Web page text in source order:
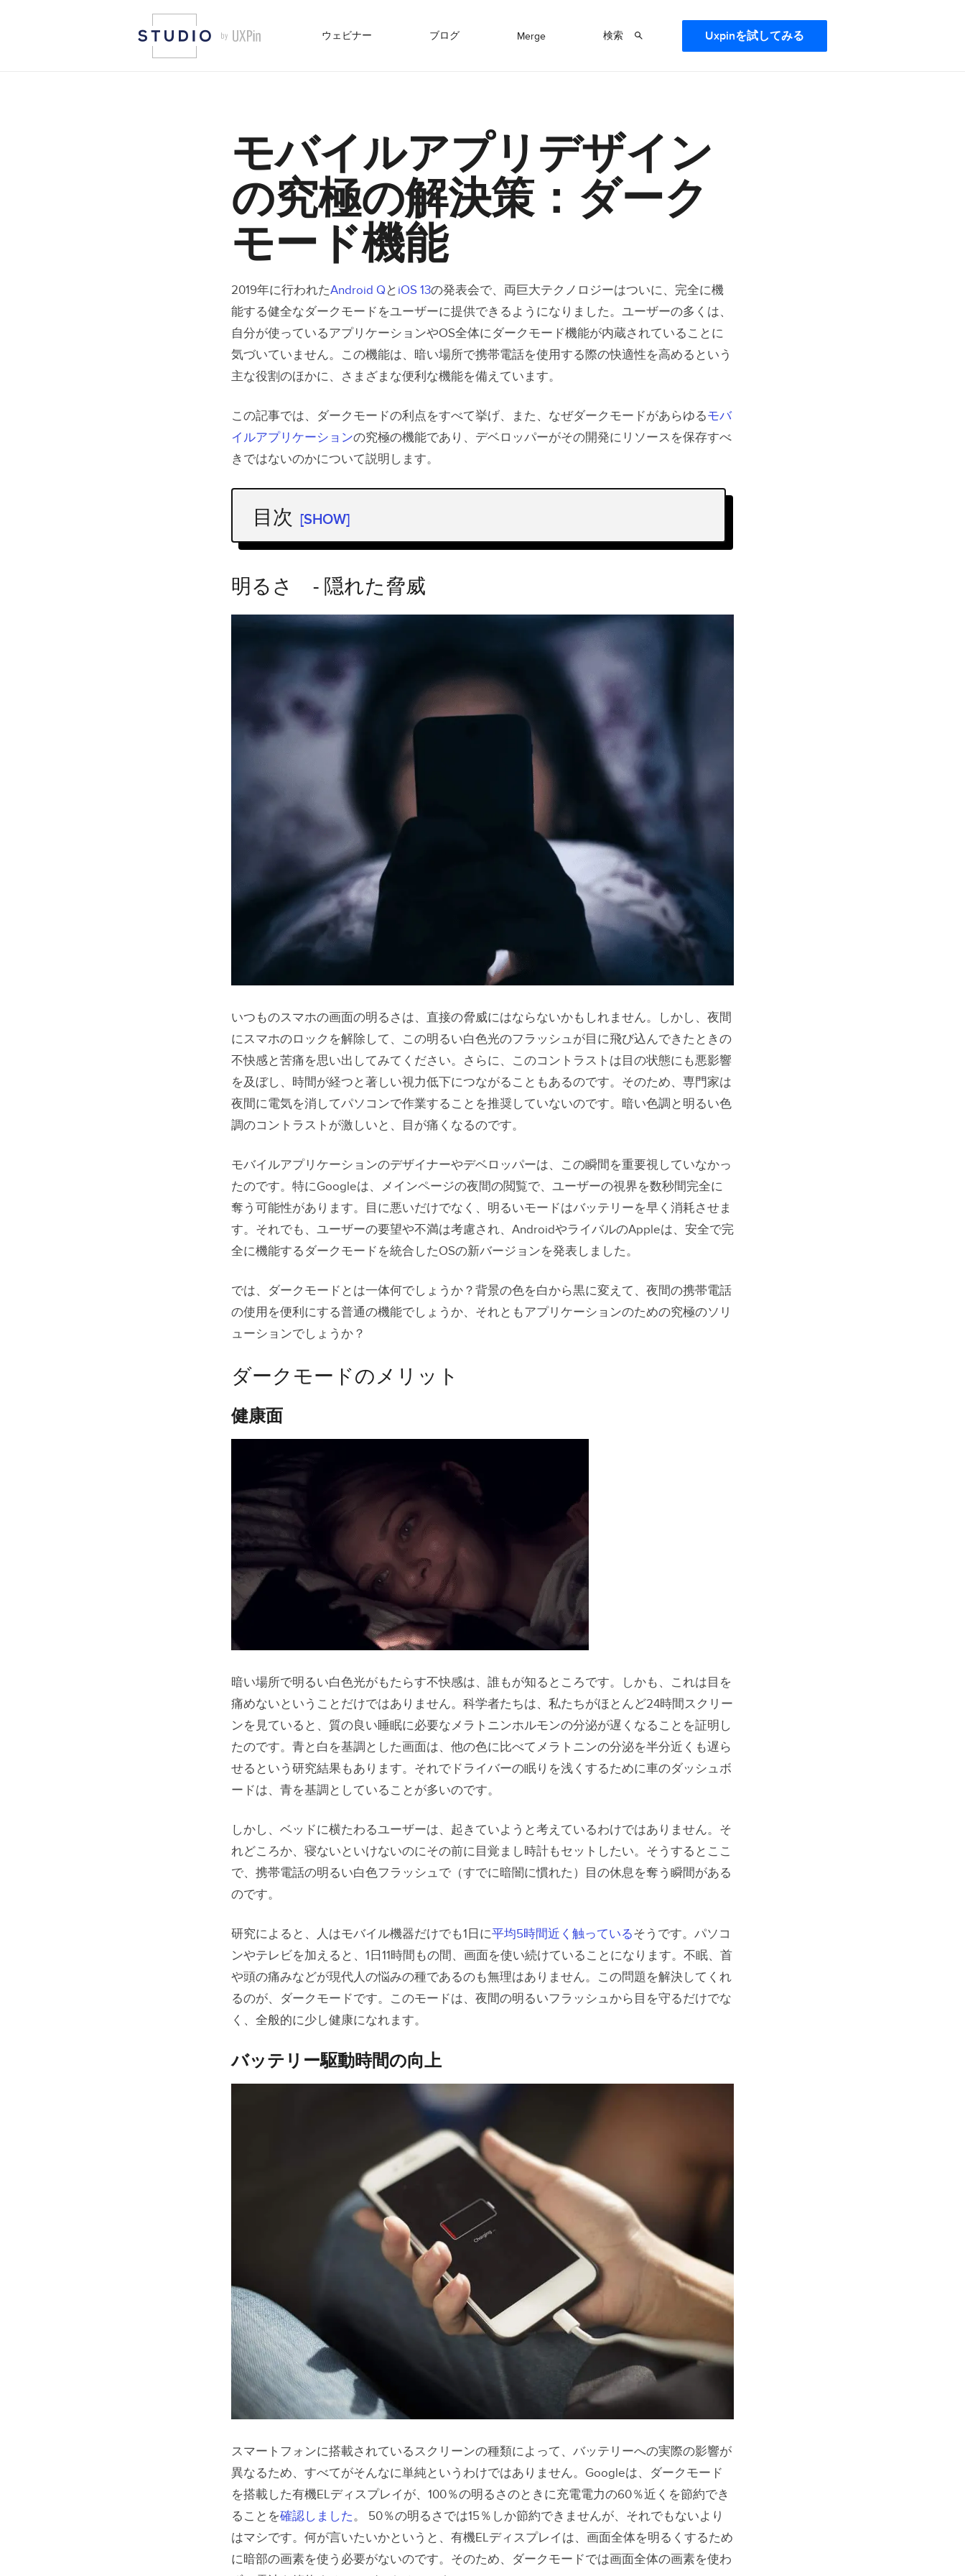
ウェビナー ブログ Merge 検索 Uxpinを試してみる
モバイルアプリデザイン
の究極の解決策：ダーク
モード機能
2019年に行われたAndroid Q と iOS 13の発表会で、両巨大テクノロジーはついに、完全に機
能する健全なダークモードをユーザーに提供できるようになりました。ユーザーの多くは、
自分が使っているアプリケーションやOS全体にダークモード機能が内蔵されていることに
気づいていません。この機能は、暗い場所で携帯電話を使用する際の快適性を高めるという
主な役割のほかに、さまざまな便利な機能を備えています。
この記事では、ダークモードの利点をすべて挙げ、また、なぜダークモードがあらゆるモバ
イルアプリケーションの究極の機能であり、デベロッパーがその開発にリソースを保存すべ
きではないのかについて説明します。
目次 [SHOW]
明るさ - 隠れた脅威
ダークモードのメリット
よりスタイリッシュに
ダークモードに注意
明るさ - 隠れた脅威
いつものスマホの画面の明るさは、直接の脅威にはならないかもしれません。しかし、夜間
にスマホのロックを解除して、この明るい白色光のフラッシュが目に飛び込んできたときの
不快感と苦痛を思い出してみてください。さらに、このコントラストは目の状態にも悪影響
を及ぼし、時間が経つと著しい視力低下につながることもあるのです。そのため、専門家は
夜間に電気を消してパソコンで作業することを推奨していないのです。暗い色調と明るい色
調のコントラストが激しいと、目が痛くなるのです。
モバイルアプリケーションのデザイナーやデベロッパーは、この瞬間を重要視していなかっ
たのです。特にGoogleは、メインページの夜間の閲覧で、ユーザーの視界を数秒間完全に
奪う可能性があります。目に悪いだけでなく、明るいモードはバッテリーを早く消耗させま
す。それでも、ユーザーの要望や不満は考慮され、AndroidやライバルのAppleは、安全で完
全に機能するダークモードを統合したOSの新バージョンを発表しました。
では、ダークモードとは一体何でしょうか？背景の色を白から黒に変えて、夜間の携帯電話
の使用を便利にする普通の機能でしょうか、それともアプリケーションのための究極のソリ
ューションでしょうか？
ダークモードのメリット
健康面
暗い場所で明るい白色光がもたらす不快感は、誰もが知るところです。しかも、これは目を
痛めないということだけではありません。科学者たちは、私たちがほとんど24時間スクリー
ンを見ていると、質の良い睡眠に必要なメラトニンホルモンの分泌が遅くなることを証明し
たのです。青と白を基調とした画面は、他の色に比べてメラトニンの分泌を半分近くも遅ら
せるという研究結果もあります。それでドライバーの眠りを浅くするために車のダッシュボ
ードは、青を基調としていることが多いのです。
しかし、ベッドに横たわるユーザーは、起きていようと考えているわけではありません。そ
れどころか、寝ないといけないのにその前に目覚まし時計もセットしたい。そうするとここ
で、携帯電話の明るい白色フラッシュで（すでに暗闇に慣れた）目の休息を奪う瞬間がある
のです。
研究によると、人はモバイル機器だけでも1日に平均5時間近く触っているそうです。パソコ
ンやテレビを加えると、1日11時間もの間、画面を使い続けていることになります。不眠、首
や頭の痛みなどが現代人の悩みの種であるのも無理はありません。この問題を解決してくれ
るのが、ダークモードです。このモードは、夜間の明るいフラッシュから目を守るだけでな
く、全般的に少し健康になれます。
バッテリー駆動時間の向上
スマートフォンに搭載されているスクリーンの種類によって、バッテリーへの実際の影響が
異なるため、すべてがそんなに単純というわけではありません。Googleは、ダークモード
を搭載した有機ELディスプレイが、100％の明るさのときに充電電力の60％近くを節約でき
ることを確認しました。
50％の明るさでは15％しか節約できませんが、それでもないより
はマシです。何が言いたいかというと、有機ELディスプレイは、画面全体を明るくするため
に暗部の画素を使う必要がないのです。そのため、ダークモードでは画面全体の画素を使わ